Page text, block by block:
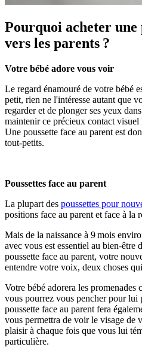
Pourquoi acheter une
vers les parents ?
Votre bébé adore vous voir
Le regard énamouré de votre bébé
petit, rien ne l'intéresse autant que
regarder et de plonger ses yeux
maintenir ce précieux contact visuel
Une poussette face au parent est
tout-petits.
Poussettes face au parent
La plupart des poussettes pour
positions face au parent et face à la
Mais de la naissance à 9 mois
avec vous est essentiel au bien-être
poussette face au parent, votre
entendre votre voix, deux choses
Votre bébé adorera les promenades
vous pourrez vous pencher pour lui
poussette face au parent fera
vous permettra de voir le visage de
plaisir à chaque fois que vous lui
particulière.